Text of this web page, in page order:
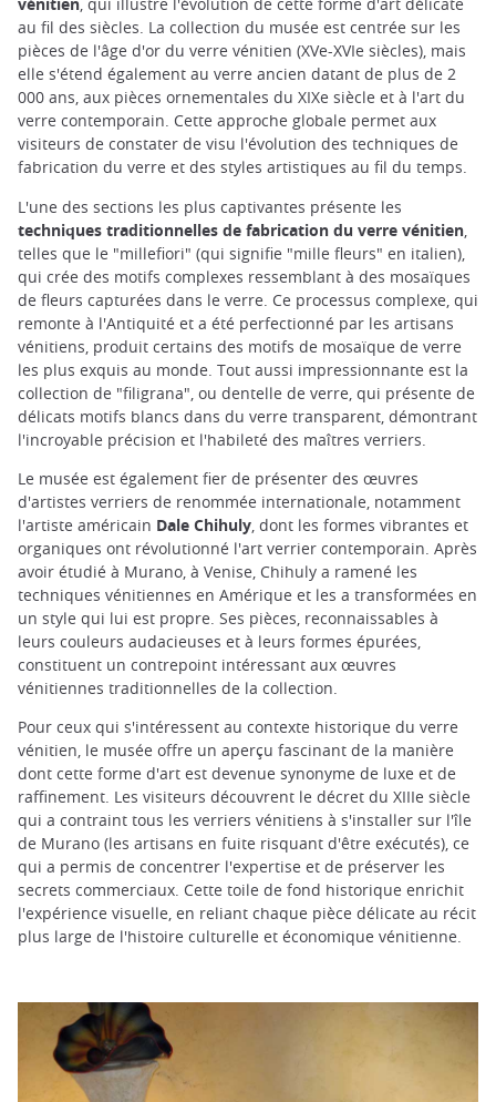
vénitien, qui illustre l'évolution de cette forme d'art délicate
au fil des siècles. La collection du musée est centrée sur les
pièces de l'âge d'or du verre vénitien (XVe-XVIe siècles), mais
elle s'étend également au verre ancien datant de plus de 2
000 ans, aux pièces ornementales du XIXe siècle et à l'art du
verre contemporain. Cette approche globale permet aux
visiteurs de constater de visu l'évolution des techniques de
fabrication du verre et des styles artistiques au fil du temps.
L'une des sections les plus captivantes présente les
techniques traditionnelles de fabrication du verre vénitien
telles que le "millefiori" (qui signifie "mille fleurs" en italien),
qui crée des motifs complexes ressemblant à des mosaïques
de fleurs capturées dans le verre. Ce processus complexe, qui
remonte à l'Antiquité et a été perfectionné par les artisans
vénitiens, produit certains des motifs de mosaïque de verre
les plus exquis au monde. Tout aussi impressionnante est la
collection de "filigrana", ou dentelle de verre, qui présente de
délicats motifs blancs dans du verre transparent, démontrant
l'incroyable précision et l'habileté des maîtres verriers.
Le musée est également fier de présenter des œuvres
d'artistes verriers de renommée internationale, notamment
l'artiste américain Dale Chihuly , dont les formes vibrantes et
organiques ont révolutionné l'art verrier contemporain. Après
avoir étudié à Murano, à Venise, Chihuly a ramené les
techniques vénitiennes en Amérique et les a transformées en
un style qui lui est propre. Ses pièces, reconnaissables à
leurs couleurs audacieuses et à leurs formes épurées,
constituent un contrepoint intéressant aux œuvres
vénitiennes traditionnelles de la collection.
Pour ceux qui s'intéressent au contexte historique du verre
vénitien, le musée offre un aperçu fascinant de la manière
dont cette forme d'art est devenue synonyme de luxe et de
raffinement. Les visiteurs découvrent le décret du XIIIe siècle
qui a contraint tous les verriers vénitiens à s'installer sur l'île
de Murano (les artisans en fuite risquant d'être exécutés), ce
qui a permis de concentrer l'expertise et de préserver les
secrets commerciaux. Cette toile de fond historique enrichit
l'expérience visuelle, en reliant chaque pièce délicate au récit
plus large de l'histoire culturelle et économique vénitienne.